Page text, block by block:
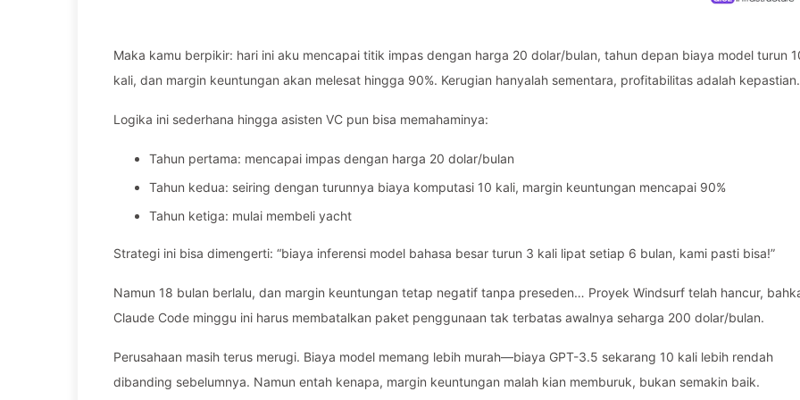
Maka kamu berpikir: hari ini aku mencapai titik impas dengan harga 20 dolar/bulan, tahun depan biaya model turun
kali, dan margin keuntungan akan melesat hingga 90%. Kerugian hanyalah sementara, profitabilitas adalah kepastian.
Logika ini sederhana hingga asisten VC pun bisa memahaminya:
Tahun pertama: mencapai impas dengan harga 20 dolar/bulan
Tahun kedua: seiring dengan turunnya biaya komputasi 10 kali, margin keuntungan mencapai 90%
Tahun ketiga: mulai membeli yacht
Strategi ini bisa dimengerti: “biaya inferensi model bahasa besar turun 3 kali lipat setiap 6 bulan, kami pasti bisa!”
Namun 18 bulan berlalu, dan margin keuntungan tetap negatif tanpa preseden… Proyek Windsurf telah hancur,
Claude Code minggu ini harus membatalkan paket penggunaan tak terbatas awalnya seharga 200 dolar/bulan.
Perusahaan masih terus merugi. Biaya model memang lebih murah—biaya GPT-3.5 sekarang 10 kali lebih rendah
dibanding sebelumnya. Namun entah kenapa, margin keuntungan malah kian memburuk, bukan semakin baik.